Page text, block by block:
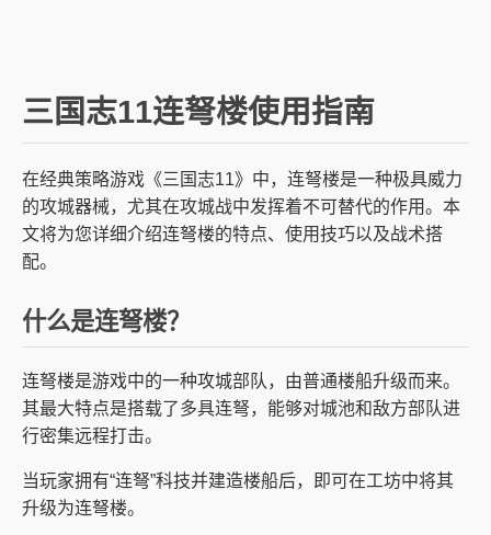
三国志11连弩楼使用指南
在经典策略游戏《三国志11》中，连弩楼是一种极具威力
的攻城器械，尤其在攻城战中发挥着不可替代的作用。本
文将为您详细介绍连弩楼的特点、使用技巧以及战术搭
配。
什么是连弩楼？
连弩楼是游戏中的一种攻城部队，由普通楼船升级而来。
其最大特点是搭载了多具连弩，能够对城池和敌方部队进
行密集远程打击。
当玩家拥有“连弩”科技并建造楼船后，即可在工坊中将其
升级为连弩楼。